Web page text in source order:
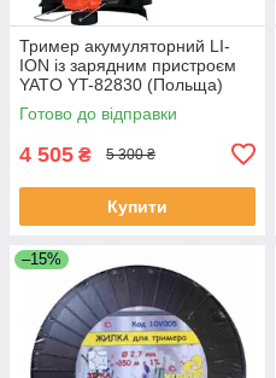
Тример акумуляторний LI-
ION із зарядним пристроєм
YATO YT-82830 (Польща)
Готово до відправки
4 505 ₴ 5 300 ₴
Купити
–15%